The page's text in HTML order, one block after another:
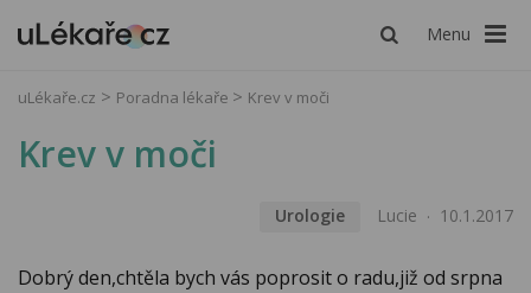
Menu
uLékaře.cz Poradna lékaře Krev v moči
Krev v moči
Urologie Lucie 10.1.2017
Dobrý den,chtěla bych vás poprosit o radu,již od srpna